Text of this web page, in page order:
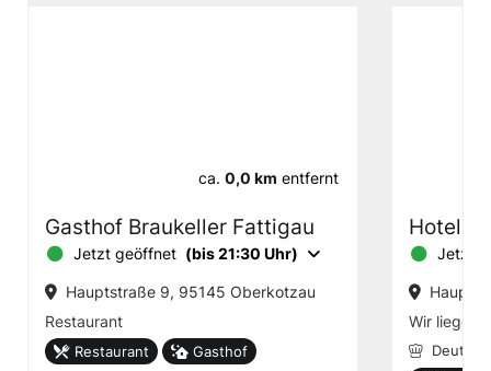
ca. 0,0 km entfernt
Gasthof Braukeller Fattigau
Jetzt geöffnet (bis 21:30 Uhr)
Hauptstraße 9, 95145 Oberkotzau
Restaurant
Restaurant Gasthof
Hotel-
Jetzt
Wir liegen
Deutsch